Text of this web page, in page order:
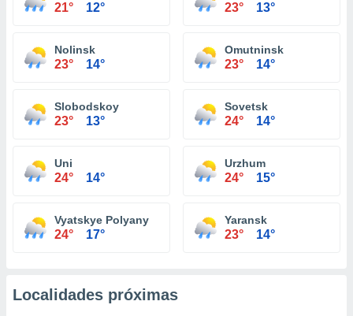
21° 12° 23° 13°
Nolinsk
23° 14°
Omutninsk
23° 14°
Slobodskoy
23° 13°
Sovetsk
24° 14°
Uni
24° 14°
Urzhum
24° 15°
Vyatskye Polyany
24° 17°
Yaransk
23° 14°
Localidades próximas